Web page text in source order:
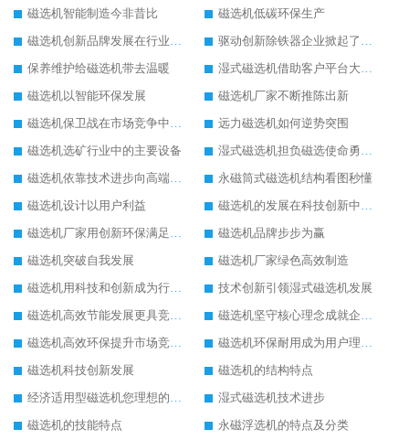
磁选机智能制造今非昔比
磁选机低碳环保生产
磁选机创新品牌发展在行业的顶端
驱动创新除铁器企业掀起了发展风暴
保养维护给磁选机带去温暖
湿式磁选机借助客户平台大放异彩
磁选机以智能环保发展
磁选机厂家不断推陈出新
磁选机保卫战在市场竞争中打响
远力磁选机如何逆势突围
磁选机选矿行业中的主要设备
湿式磁选机担负磁选使命勇往直前
磁选机依靠技术进步向高端转型
永磁筒式磁选机结构看图秒懂
磁选机设计以用户利益
磁选机的发展在科技创新中成为焦点
磁选机厂家用创新环保满足市发展
磁选机品牌步步为赢
磁选机突破自我发展
磁选机厂家绿色高效制造
磁选机用科技和创新成为行业中的顶梁柱
技术创新引领湿式磁选机发展
磁选机高效节能发展更具竞争力
磁选机坚守核心理念成就企业辉煌
磁选机高效环保提升市场竞争力
磁选机环保耐用成为用户理想选择
磁选机科技创新发展
磁选机的结构特点
经济适用型磁选机您理想的选择
湿式磁选机技术进步
磁选机的技能特点
永磁浮选机的特点及分类